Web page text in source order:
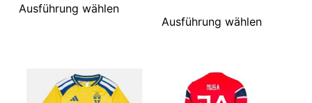
Ausführung wählen
Ausführung wählen